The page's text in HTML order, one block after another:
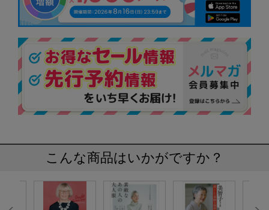
こんな商品はいかがですか？